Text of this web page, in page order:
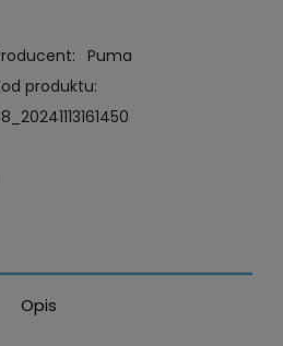
Puma
produktu:
Opis